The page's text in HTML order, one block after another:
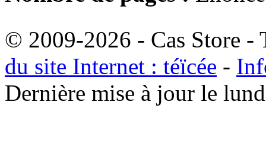
© 2009-2026 - Cas Store -
du site Internet : téïcée -
Dernière mise à jour le